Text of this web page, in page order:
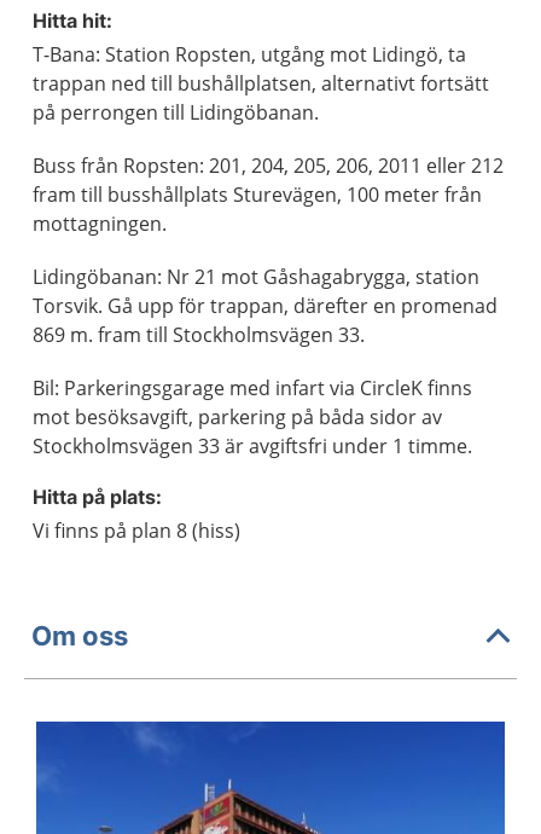
Hitta hit:
T-Bana: Station Ropsten, utgång mot Lidingö, ta
trappan ned till bushållplatsen, alternativt fortsätt
på perrongen till Lidingöbanan.
Buss från Ropsten: 201, 204, 205, 206, 2011 eller 212
fram till busshållplats Sturevägen, 100 meter från
mottagningen.
Lidingöbanan: Nr 21 mot Gåshagabrygga, station
Torsvik. Gå upp för trappan, därefter en promenad
869 m. fram till Stockholmsvägen 33.
Bil: Parkeringsgarage med infart via CircleK finns
mot besöksavgift, parkering på båda sidor av
Stockholmsvägen 33 är avgiftsfri under 1 timme.
Hitta på plats:
Vi finns på plan 8 (hiss)
Om oss